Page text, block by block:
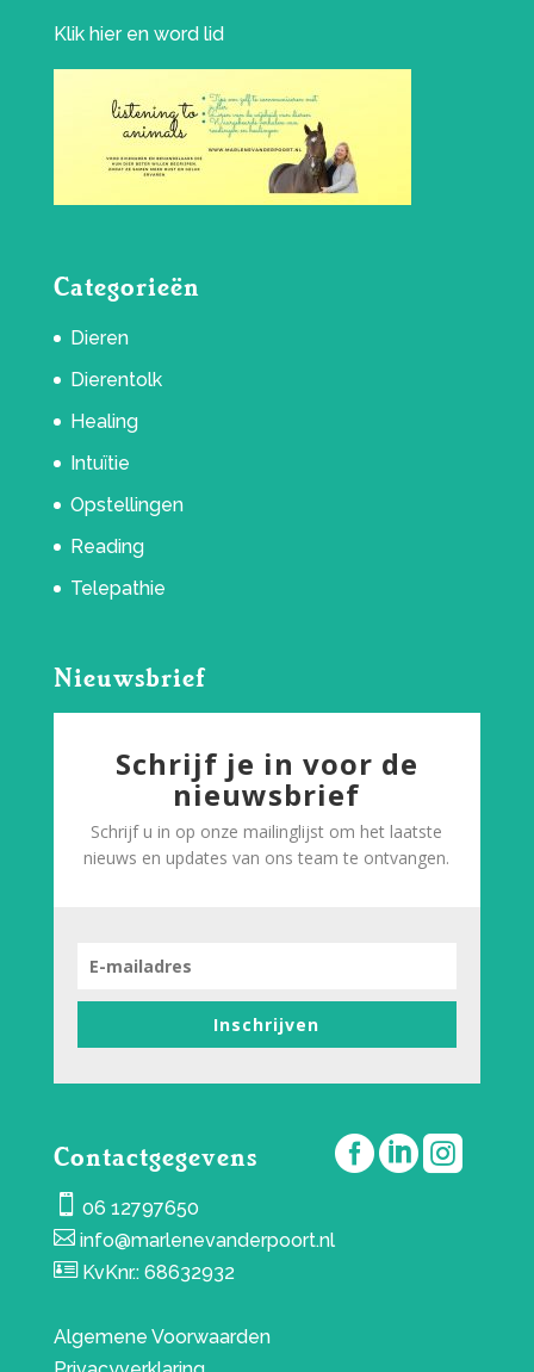
Klik hieren word lid
Categorieën
Dieren
Dierentolk
Healing
Intuïtie
Opstellingen
Reading
Telepathie
Nieuwsbrief
Schrijf je in voor de
nieuwsbrief
Schrijf u in op onze mailinglijst om het laatste
nieuws en updates van ons team te ontvangen.
Inschrijven
Contactgegevens
 06 12797650
 info@marlenevanderpoort.nl
KvKnr.: 68632932
Algemene Voorwaarden
